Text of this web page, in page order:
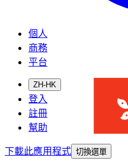
個人
商務
平台
ZH-HK
登入
註冊
幫助
下載此應用程式 切換選單